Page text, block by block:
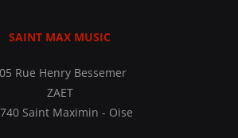
SAINT MAX MUSIC
Rue Henry Bessemer
ZAET
Saint Maximin - Oise